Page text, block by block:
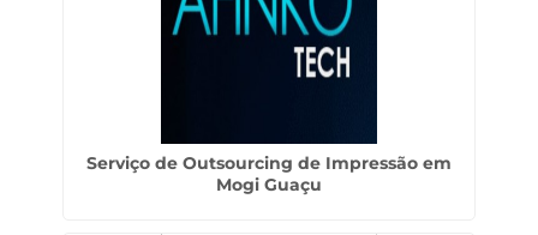
Serviço de Outsourcing de Impressão em
Mogi Guaçu